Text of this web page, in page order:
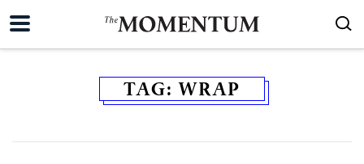
TAG:WRAP